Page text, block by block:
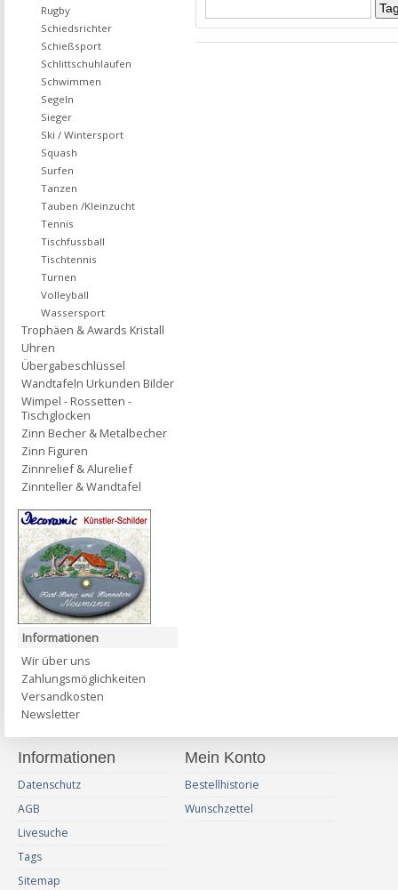
Rugby
Schiedsrichter
Schießsport
Schlittschuhlaufen
Schwimmen
Segeln
Sieger
Ski / Wintersport
Squash
Surfen
Tanzen
Tauben /Kleinzucht
Tennis
Tischfussball
Tischtennis
Turnen
Volleyball
Wassersport
Trophäen & Awards Kristall
Uhren
Übergabeschlüssel
Wandtafeln Urkunden Bilder
Wimpel - Rossetten -
Tischglocken
Zinn Becher & Metalbecher
Zinn Figuren
Zinnrelief & Alurelief
Zinnteller & Wandtafel
Informationen
Wir über uns
Zahlungsmöglichkeiten
Versandkosten
Newsletter
Informationen
Datenschutz
AGB
Livesuche
Tags
Sitemap
Mein Konto
Bestellhistorie
Wunschzettel